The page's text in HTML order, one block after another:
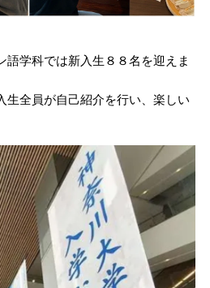
語学科では新入生８８名を迎えま
生全員が自己紹介を行い、楽しい